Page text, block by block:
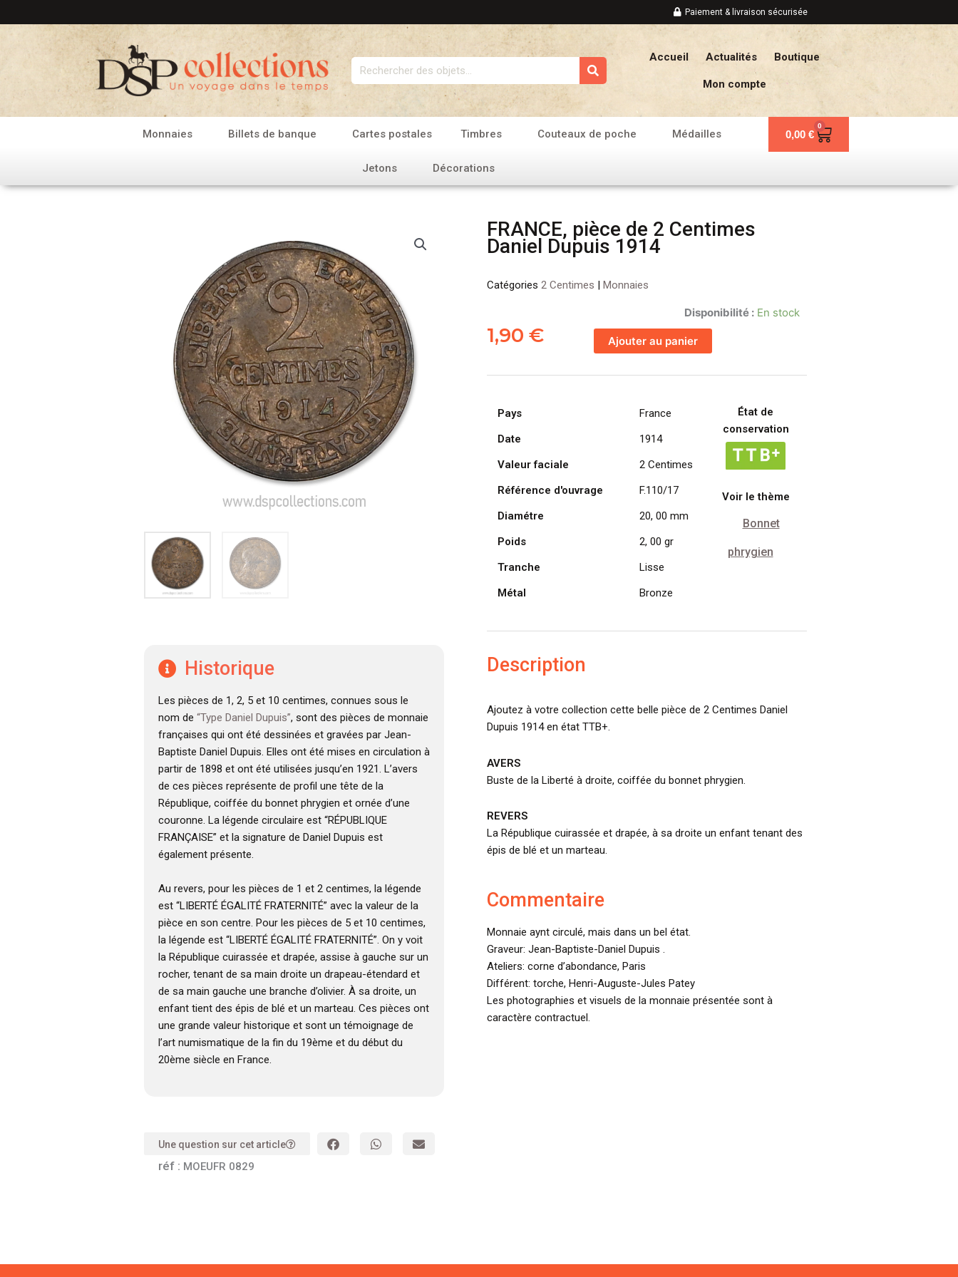
au
contenu
Paiement & livraison sécurisée
Rechercher
Accueil Actualités Boutique
Mon compte
Monnaies Billets de banque Cartes postales Timbres Couteaux de poche Médailles
Jetons Décorations
0,00 €
0
Panier
Historique
Les pièces de 1, 2, 5 et 10 centimes, connues sous le
nom de “Type Daniel Dupuis”, sont des pièces de monnaie
françaises qui ont été dessinées et gravées par Jean-
Baptiste Daniel Dupuis. Elles ont été mises en circulation à
partir de 1898 et ont été utilisées jusqu’en 1921. L’avers
de ces pièces représente de profil une tête de la
République, coiffée du bonnet phrygien et ornée d’une
couronne. La légende circulaire est “RÉPUBLIQUE
FRANÇAISE” et la signature de Daniel Dupuis est
également présente.
Au revers, pour les pièces de 1 et 2 centimes, la légende
est “LIBERTÉ ÉGALITÉ FRATERNITÉ” avec la valeur de la
pièce en son centre. Pour les pièces de 5 et 10 centimes,
la légende est “LIBERTÉ ÉGALITÉ FRATERNITÉ”. On y voit
la République cuirassée et drapée, assise à gauche sur un
rocher, tenant de sa main droite un drapeau-étendard et
de sa main gauche une branche d’olivier. À sa droite, un
enfant tient des épis de blé et un marteau. Ces pièces ont
une grande valeur historique et sont un témoignage de
l’art numismatique de la fin du 19ème et du début du
20ème siècle en France.
Une question sur cet article
réf : MOEUFR 0829
FRANCE, pièce de 2 Centimes
Daniel Dupuis 1914
Catégories 2 Centimes | Monnaies
1,90 €
Disponibilité : En stock
de
FRANCE,
de
Ajouter au panier
Pays
France
Date
1914
Valeur faciale
2 Centimes
Référence d'ouvrage
F.110/17
Diamétre
20, 00 mm
Poids
2, 00 gr
Tranche
Lisse
Métal
Bronze
État de
conservation
Voir le thème
Bonnet
phrygien
Description
Ajoutez à votre collection cette belle pièce de 2 Centimes Daniel
Dupuis 1914 en état TTB+.
AVERS
Buste de la Liberté à droite, coiffée du bonnet phrygien.
REVERS
La République cuirassée et drapée, à sa droite un enfant tenant des
épis de blé et un marteau.
Commentaire
Monnaie aynt circulé, mais dans un bel état.
Graveur: Jean-Baptiste-Daniel Dupuis .
Ateliers: corne d’abondance, Paris
Différent: torche, Henri-Auguste-Jules Patey
Les photographies et visuels de la monnaie présentée sont à
caractère contractuel.